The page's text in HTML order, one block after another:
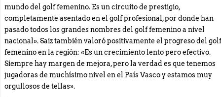
mundo del golf femenino. Es un circuito de prestigio,
completamente asentado en el golf profesional, por donde han
pasado todos los grandes nombres del golf femenino a nivel
nacional». Saiz también valoró positivamente el progreso del
femenino en la región: «Es un crecimiento lento pero efectivo.
Siempre hay margen de mejora, pero la verdad es que tenemos
jugadoras de muchísimo nivel en el País Vasco y estamos muy
orgullosos de tellas».